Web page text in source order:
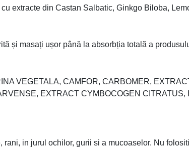
extracte din Castan Salbatic, Ginkgo Biloba,
și masați ușor până la absorbția totală a
VEGETALA, CAMFOR, CARBOMER,
EXTRACT CYMBOCOGEN
rani, in jurul ochilor, gurii si a mucoaselor. Nu